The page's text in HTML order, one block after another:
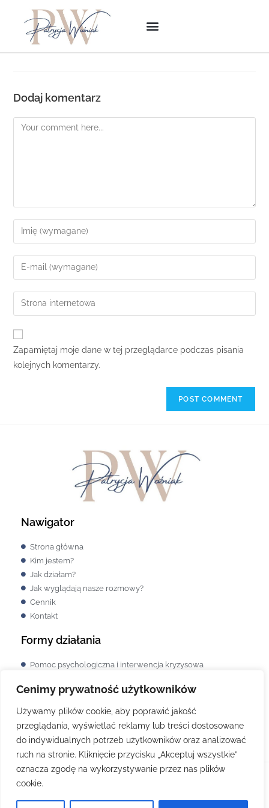
Cenimy prywatność użytkowników
Używamy plików cookie, aby poprawić jakość
przeglądania, wyświetlać reklamy lub treści dostosowane
do indywidualnych potrzeb użytkowników oraz analizować
ruch na stronie. Kliknięcie przycisku „Akceptuj wszystkie”
oznacza zgodę na wykorzystywanie przez nas plików
cookie.
Dodaj komentarz
Zapamiętaj moje dane w tej przeglądarce podczas pisania
kolejnych komentarzy.
Nawigator
Strona główna
Kim jestem?
Jak działam?
Jak wyglądają nasze rozmowy?
Cennik
Kontakt
Formy działania
Pomoc psychologiczna i interwencja kryzysowa
Terapia w trzech podejściach
Psycholog dziecięcy
Testy psychologiczne
Copyright © 2024 patrycja-wozniak.pl | stworzono w ramach kursu
Polityka Prywatności|Regulamin Strony |Polityka ochrony małoletnich |